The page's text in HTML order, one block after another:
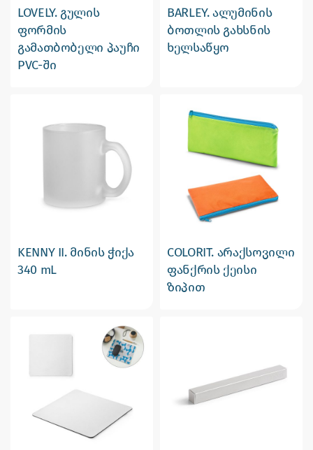
LOVELY. გულის
ფორმის
გამათბობელი პაუჩი
PVC-ში
BARLEY. ალუმინის
ბოთლის გახსნის
ხელსაწყო
KENNY II. მინის ჭიქა
340 mL
COLORIT. არაქსოვილი
ფანქრის ქეისი
ზიპით